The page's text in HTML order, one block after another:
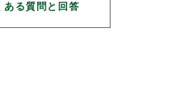
ある質問と回答